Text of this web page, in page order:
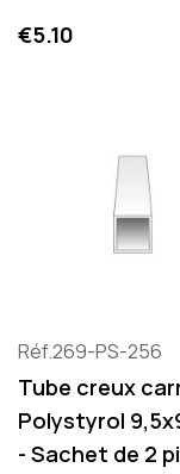
Price
€5.10
Réf.269-PS-256
Tube creux
Polystyrol
- Sachet de 2